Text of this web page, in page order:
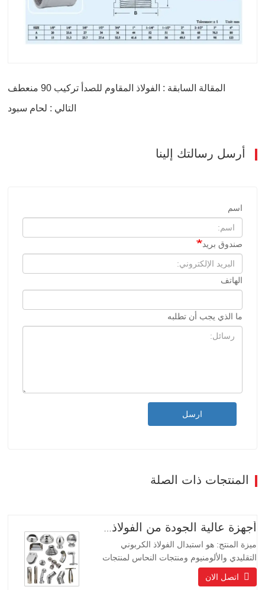
المقالة السابقة : الفولاذ المقاوم للصدأ تركيب 90 منعطف
التالي : لحام سبود
أرسل رسالتك إلينا
اسم
صندوق بريد
الهاتف
ما الذي يجب أن تطلبه
ارسل
المنتجات ذات الصلة
ميزة المنتج: هو استبدال الفولاذ الكربوني
التقليدي والألومنيوم ومنتجات النحاس لمنتجات
حماية البيئة ، والمنتجات ذات العمر الطويل
حياة طويلة ، مظهر جميل ، مقاومة للأحماض
اتصل الان